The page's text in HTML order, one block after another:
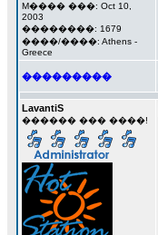
M���� ���: Oct 10,
2003
��������: 1679
����/����: Athens -
Greece
���������
LavantiS
������ ��� ����!